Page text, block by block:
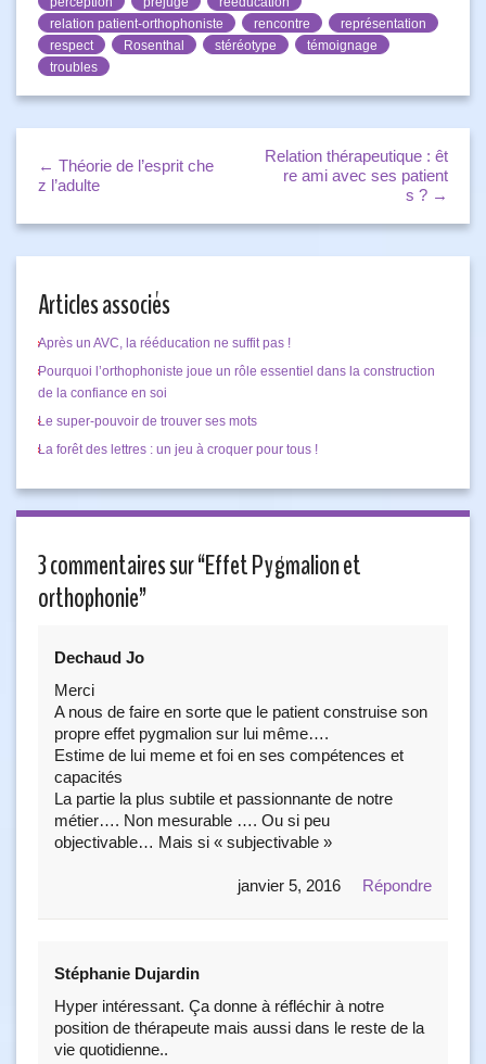
relation patient-orthophoniste
rencontre
représentation
respect
Rosenthal stéréotype
témoignage
troubles
← Théorie de l’esprit che
z l’adulte
Relation thérapeutique : êt
re ami avec ses patient
s ? →
Articles associés
Après un AVC, la rééducation ne suffit pas !
Pourquoi l’orthophoniste joue un rôle essentiel dans la construction
de la confiance en soi
Le super-pouvoir de trouver ses mots
La forêt des lettres : un jeu à croquer pour tous !
3 commentaires sur “Effet Pygmalion et
orthophonie”
Dechaud Jo
Merci
A nous de faire en sorte que le patient construise son
propre effet pygmalion sur lui même….
Estime de lui meme et foi en ses compétences et
capacités
La partie la plus subtile et passionnante de notre
métier…. Non mesurable …. Ou si peu
objectivable… Mais si « subjectivable »
Répondre
janvier 5, 2016
Stéphanie Dujardin
Hyper intéressant. Ça donne à réfléchir à notre
position de thérapeute mais aussi dans le reste de la
vie quotidienne..